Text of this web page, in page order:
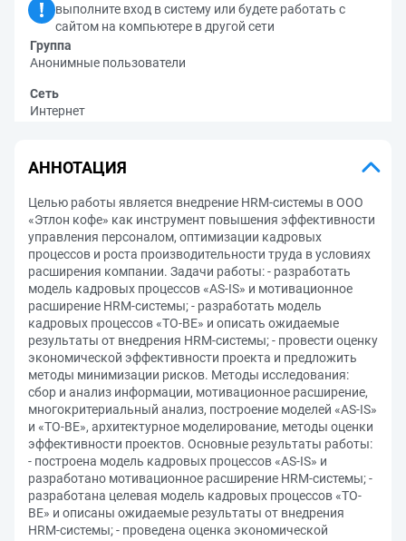
выполните вход в систему или будете работать с
сайтом на компьютере в другой сети
Группа
Анонимные пользователи
Сеть
Интернет
АННОТАЦИЯ
Целью работы является внедрение HRM-системы в ООО
«Этлон кофе» как инструмент повышения эффективности
управления персоналом, оптимизации кадровых
процессов и роста производительности труда в условиях
расширения компании. Задачи работы: - разработать
модель кадровых процессов «AS-IS» и мотивационное
расширение HRM-системы; - разработать модель
кадровых процессов «TO-BE» и описать ожидаемые
результаты от внедрения HRM-системы; - провести оценку
экономической эффективности проекта и предложить
методы минимизации рисков. Методы исследования:
сбор и анализ информации, мотивационное расширение,
многокритериальный анализ, построение моделей «AS-IS»
и «TO-BE», архитектурное моделирование, методы оценки
эффективности проектов. Основные результаты работы:
- построена модель кадровых процессов «AS-IS» и
разработано мотивационное расширение HRM-системы; -
разработана целевая модель кадровых процессов «TO-
BE» и описаны ожидаемые результаты от внедрения
HRM-системы; - проведена оценка экономической